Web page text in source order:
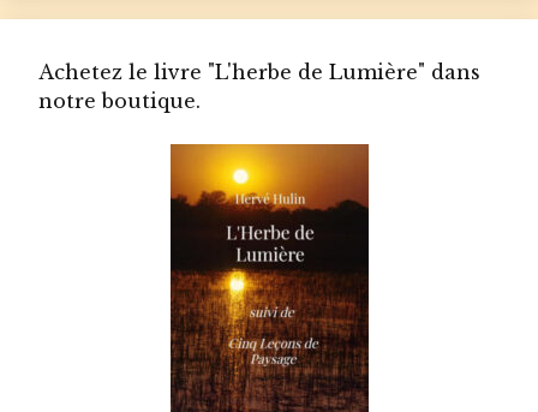
Achetez le livre "L'herbe de Lumière" dans
notre boutique.